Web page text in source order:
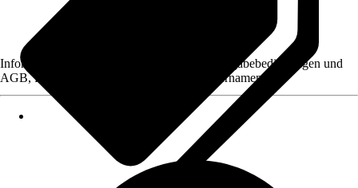
Informationen des Verkäufers, wie z. B. Rückgabebedingungen und
AGB, finden Sie bei Klick auf den Verkäufernamen.